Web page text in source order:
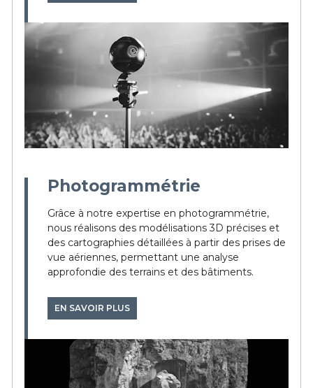
Photogrammétrie
Grâce à notre expertise en photogrammétrie,
nous réalisons des modélisations 3D précises et
des cartographies détaillées à partir des prises de
vue aériennes, permettant une analyse
approfondie des terrains et des bâtiments.
EN SAVOIR PLUS